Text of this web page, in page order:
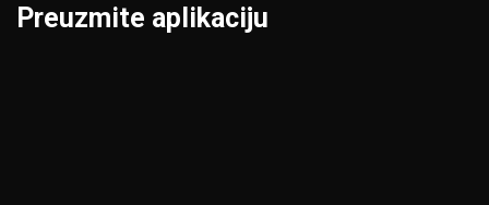
Preuzmite aplikaciju